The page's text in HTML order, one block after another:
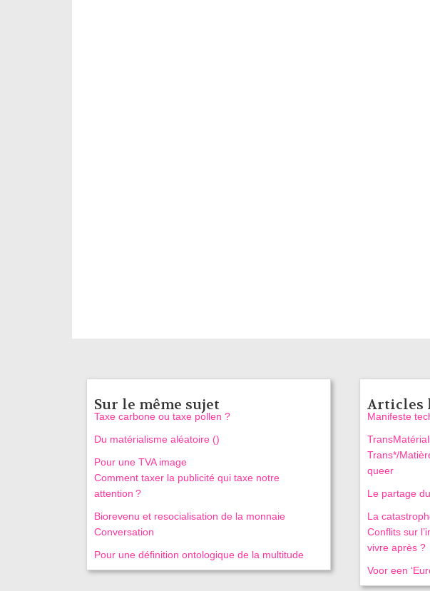
Sur le même sujet
Taxe carbone ou taxe pollen ?
Du matérialisme aléatoire ()
Pour une TVA image
Comment taxer la publicité qui taxe notre
attention ?
Biorevenu et resocialisation de la monnaie
Conversation
Pour une définition ontologique de la multitude
Articles
Manifeste
Trans*/
queer
Le partage
La
Conflits sur
vivre après ?
Voor een